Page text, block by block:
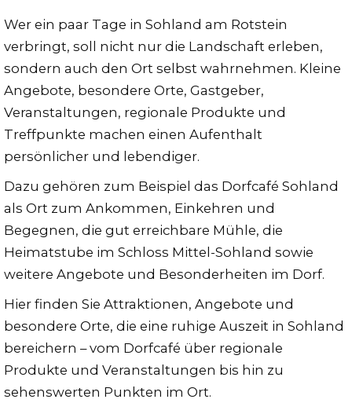
Wer ein paar Tage in Sohland am Rotstein
verbringt, soll nicht nur die Landschaft erleben,
sondern auch den Ort selbst wahrnehmen. Kleine
Angebote, besondere Orte, Gastgeber,
Veranstaltungen, regionale Produkte und
Treffpunkte machen einen Aufenthalt
persönlicher und lebendiger.
Dazu gehören zum Beispiel das Dorfcafé Sohland
als Ort zum Ankommen, Einkehren und
Begegnen, die gut erreichbare Mühle, die
Heimatstube im Schloss Mittel-Sohland sowie
weitere Angebote und Besonderheiten im Dorf.
Hier finden Sie Attraktionen, Angebote und
besondere Orte, die eine ruhige Auszeit in Sohland
bereichern – vom Dorfcafé über regionale
Produkte und Veranstaltungen bis hin zu
sehenswerten Punkten im Ort.